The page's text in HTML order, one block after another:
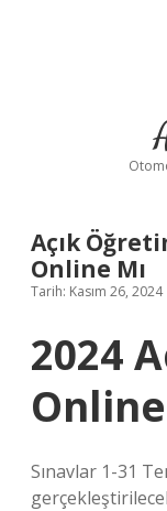
Açık
Online Mı
Tarih: Kasım 26, 2024
2024
Sınavlar 1-31